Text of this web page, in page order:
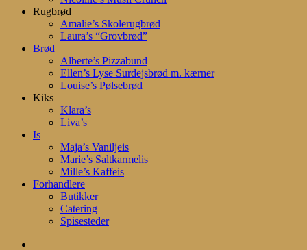
Rugbrød
Amalie’s Skolerugbrød
Laura’s “Grovbrød”
Brød
Alberte’s Pizzabund
Ellen’s Lyse Surdejsbrød m. kærner
Louise’s Pølsebrød
Kiks
Klara’s
Liva’s
Is
Maja’s Vaniljeis
Marie’s Saltkarmelis
Mille’s Kaffeis
Forhandlere
Butikker
Catering
Spisesteder